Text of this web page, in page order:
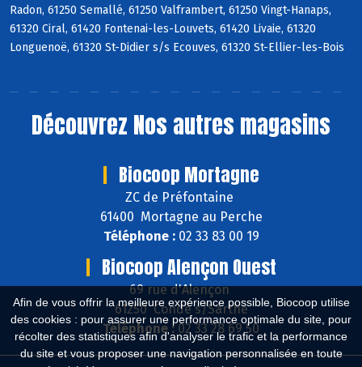
Afin de vous offrir la meilleure expérience possible, Biocoop utilise
des cookies : pour assurer une performance optimale du site, pour
récolter des statistiques afin d'analyser le trafic et la performance
du site et vous proposer une navigation personnalisée en toute
Radon, 61250 Semallé, 61250 Valframbert, 61250 Vingt-Hanaps,
61320 Ciral, 61420 Fontenai-les-Louvets, 61420 Livaie, 61320
Longuenoë, 61320 St-Didier s/s Ecouves, 61320 St-Ellier-les-Bois
Découvrez Nos autres magasins
Biocoop Mortagne
ZC de Préfontaine
61400 Mortagne au Perche
Téléphone :02 33 83 00 19
Biocoop Alençon Ouest
69 rue d'Alençon
61250 Condé s/Sarthe
Téléphone :02 33 28 69 50